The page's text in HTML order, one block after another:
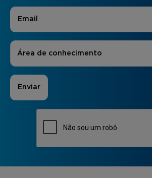
E-mail
Áreas de Interesse
Área de conhecimento